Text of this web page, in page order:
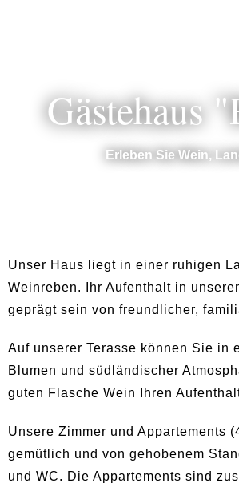
Gästehaus
Erleben Sie Wein,
Unser Haus liegt in einer ruhigen
Weinreben. Ihr Aufenthalt in
geprägt sein von freundlicher,
Auf unserer Terasse können Sie in
Blumen und südländischer
guten Flasche Wein Ihren
Unsere Zimmer und Appartements
gemütlich und von gehobenem
und WC. Die Appartements sind